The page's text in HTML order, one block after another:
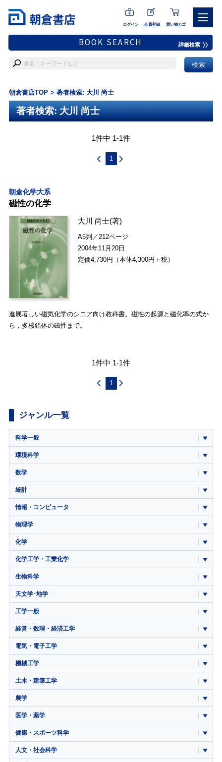
ログイン 会員登録 買い物カゴ
BOOK SEARCH 詳細検索
朝倉書店TOP 著者検索: 大川 尚士
著者検索: 大川 尚士
1件中 1-1件
1
朝倉化学大系
磁性の化学
大川 尚士(著)
A5判／212ページ
2004年11月20日
定価4,730円（本体4,300円＋税）
進展著しい磁気化学のシニア向け教科書。磁性の起源と磁化率の式か
ら，多核錯体の磁性まで。
1件中 1-1件
1
ジャンル一覧
科学一般
環境科学
数学
統計
情報・コンピュータ
物理学
化学
化学工学・工業化学
生物科学
天文学･地学
工学一般
経営・数理・経済工学
電気・電子工学
機械工学
土木・建築工学
農学
医学・薬学
健康・スポーツ科学
人文・社会科学